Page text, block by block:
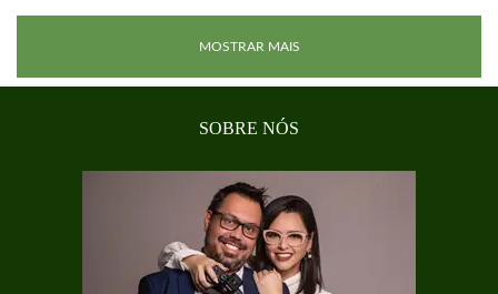
MOSTRAR MAIS
SOBRE NÓS